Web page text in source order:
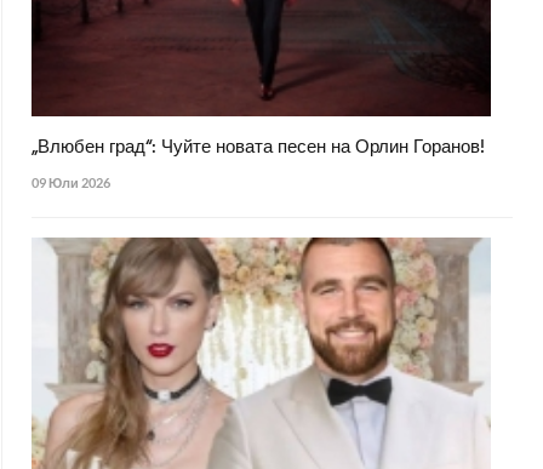
„Влюбен град“: Чуйте новата песен на Орлин Горанов!
09 Юли 2026